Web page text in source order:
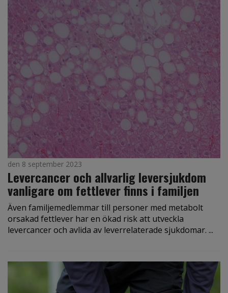
den 8 september 2023
Levercancer och allvarlig leversjukdom
vanligare om fettlever finns i familjen
Även familjemedlemmar till personer med metabolt
orsakad fettlever har en ökad risk att utveckla
levercancer och avlida av leverrelaterade sjukdomar. ...